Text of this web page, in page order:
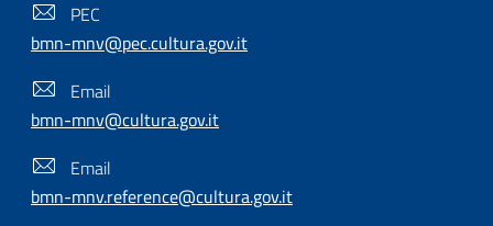
PEC
bmn-mnv@pec.cultura.gov.it
Email
bmn-mnv@cultura.gov.it
Email
bmn-mnv.reference@cultura.gov.it